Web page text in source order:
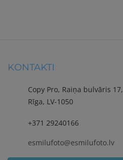
KONTAKTI
Copy Pro, Raiņa bulvāris 17,
Rīga, LV-1050
+371 29240166
esmilufoto@esmilufoto.lv